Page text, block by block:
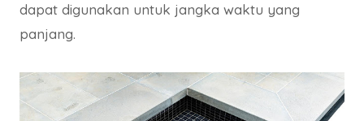
dapat digunakan untuk jangka waktu yang
panjang.